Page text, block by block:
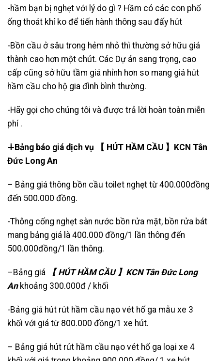
-hầm bạn bị nghẹt với lý do gì ? Hầm có các con phố
ống thoát khí ko để tiến hành thông sau đấy hút
-Bồn cầu ở sâu trong hẻm nhỏ thì thường sở hữu giá
thành cao hơn một chút. Các Dự án sang trọng, cao
cấp cũng sở hữu tầm giá nhỉnh hơn so mang giá hút
hầm cầu cho hộ gia đình bình thường.
-Hãy gọi cho chúng tôi và được trả lời hoàn toàn miễn
phí .
∔Bảng báo giá dịch vụ 【 HÚT HẦM CẦU 】KCN Tân
Đức Long An
– Bảng giá thông bồn cầu toilet nghẹt từ 400.000đồng
đến 500.000 đồng.
-Thông cống nghẹt sàn nước bồn rửa mặt, bồn rửa bát
mang bảng giá là 400.000 đồng/1 lần thông đến
500.000đồng/1 lần thông.
–Bảng giá 【 HÚT HẦM CẦU 】KCN Tân Đức Long
An khoảng 300.000đ / khối
-Bảng giá hút rút hầm cầu nạo vét hố ga mẫu xe 3
khối với giá từ 800.000 đồng/1 xe hút.
– Bảng giá hút rút hầm cầu nạo vét hố ga loại xe 4